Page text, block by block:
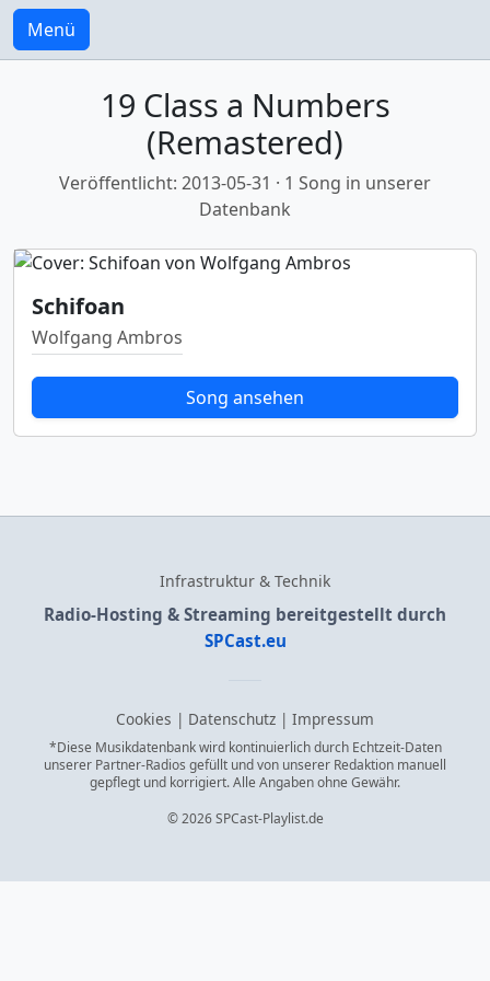
Menü
19 Class a Numbers
(Remastered)
Veröffentlicht: 2013-05-31 · 1 Song in unserer
Datenbank
Schifoan
Wolfgang Ambros
Song ansehen
Infrastruktur & Technik
Radio-Hosting & Streaming bereitgestellt durch
SPCast.eu
Cookies | Datenschutz | Impressum
*Diese Musikdatenbank wird kontinuierlich durch Echtzeit-Daten
unserer Partner-Radios gefüllt und von unserer Redaktion manuell
gepflegt und korrigiert. Alle Angaben ohne Gewähr.
© 2026 SPCast-Playlist.de